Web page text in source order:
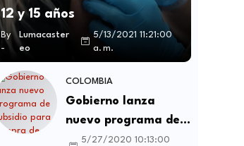
12 y 15 años
By
-
Lumacaster
eo
5/13/2021 11:21:00
a. m.
COLOMBIA
Gobierno lanza
nuevo programa de
subsidio para compra
5/27/2020 10:13:00